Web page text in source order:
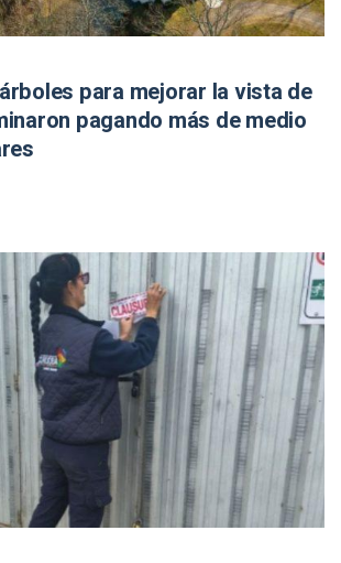
para mejorar la vista de
pagando más de medio